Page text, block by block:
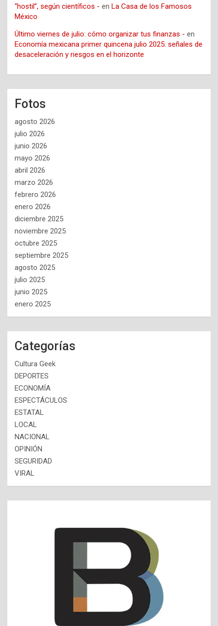
“hostil”, según científicos - en La Casa de los Famosos
México
Último viernes de julio: cómo organizar tus finanzas - en
Economía mexicana primer quincena julio 2025: señales de
desaceleración y riesgos en el horizonte
Fotos
agosto 2026
julio 2026
junio 2026
mayo 2026
abril 2026
marzo 2026
febrero 2026
enero 2026
diciembre 2025
noviembre 2025
octubre 2025
septiembre 2025
agosto 2025
julio 2025
junio 2025
enero 2025
Categorías
Cultura Geek
DEPORTES
ECONOMÍA
ESPECTÁCULOS
ESTATAL
LOCAL
NACIONAL
OPINIÓN
SEGURIDAD
VIRAL